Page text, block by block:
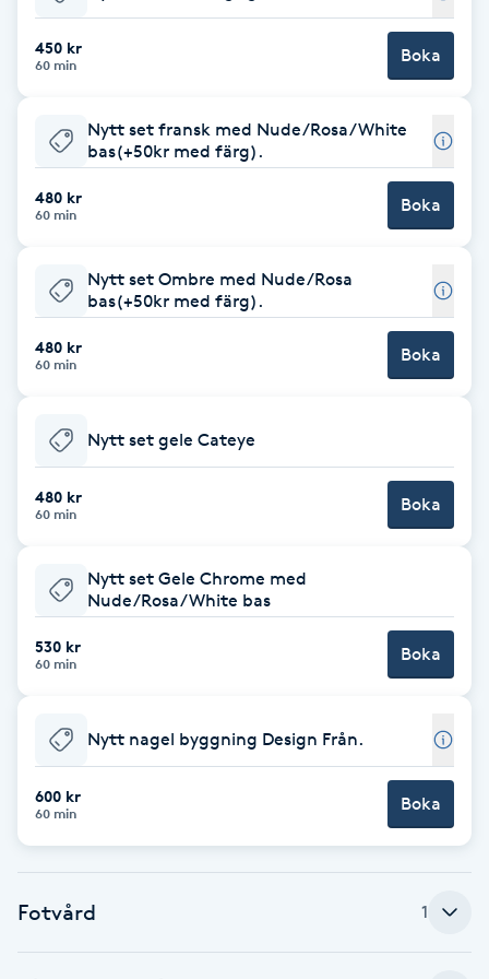
Babylights
Balayage
Bambumassage
Barber
Barnklippning
BIAB
Blowout
Bottenfärg
Brynfärgning
Brynplockning
Celluliter
Color correction
450 kr
60 min Boka
Nytt set fransk med Nude/Rosa/White
bas(+50kr med färg).
480 kr
60 min Boka
Nytt set Ombre med Nude/Rosa
bas(+50kr med färg).
480 kr
60 min Boka
Nytt set gele Cateye
480 kr
60 min Boka
Nytt set Gele Chrome med
Nude/Rosa/White bas
530 kr
60 min Boka
Nytt nagel byggning Design Från.
600 kr
60 min Boka
Fotvård 1